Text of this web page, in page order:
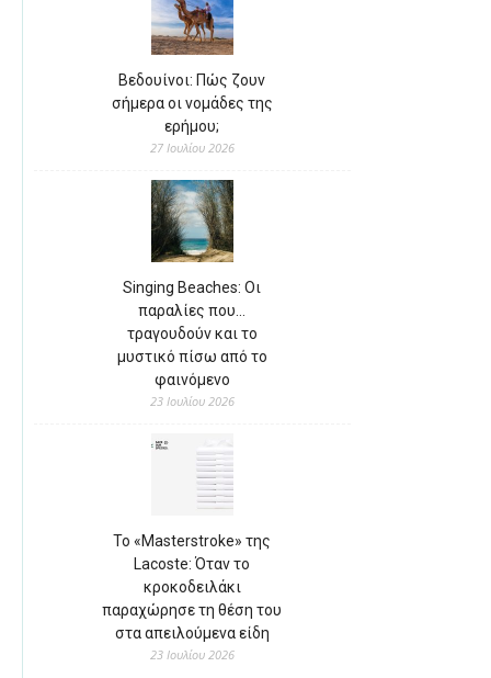
Βεδουίνοι: Πώς ζουν
σήμερα οι νομάδες της
ερήμου;
27 Ιουλίου 2026
Singing Beaches: Οι
παραλίες που…
τραγουδούν και το
μυστικό πίσω από το
φαινόμενο
23 Ιουλίου 2026
Το «Masterstroke» της
Lacoste: Όταν το
κροκοδειλάκι
παραχώρησε τη θέση του
στα απειλούμενα είδη
23 Ιουλίου 2026